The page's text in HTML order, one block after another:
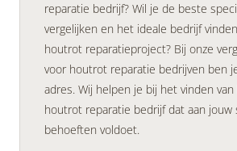
reparatie bedrijf? Wil je de beste
vergelijken en het ideale bedrijf
houtrot reparatieproject? Bij onze
voor houtrot reparatie bedrijven ben
adres. Wij helpen je bij het vinden
houtrot reparatie bedrijf dat aan jouw
behoeften voldoet.